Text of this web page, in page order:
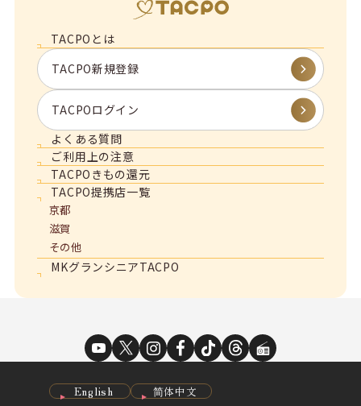
TACPOとは
TACPO新規登録
TACPOログイン
よくある質問
ご利用上の注意
TACPOきもの還元
TACPO提携店一覧
京都
滋賀
その他
MKグランシニアTACPO
English
简体中文